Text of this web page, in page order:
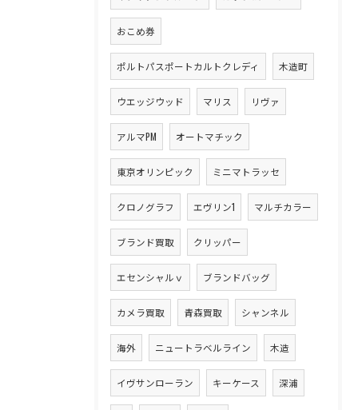
おこめ券
ポルトパスポートカルトクレディ 木造町
ウエッジウッド マリス リヴァ
アルマPM オートマチック
東京オリンピック ミニマトラッセ
クロノグラフ エヴリン1 マルチカラー
ブランド買取 クリッパー
エセンシャルｖ ブランドバッグ
カメラ買取 青森買取 シャンネル
海外 ニュートラベルライン 木造
イヴサンローラン キーケース 深浦